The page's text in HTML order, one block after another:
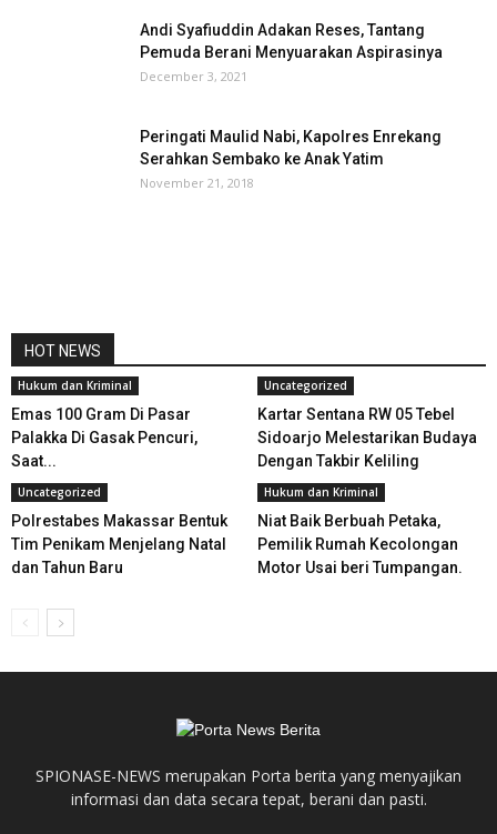
Andi Syafiuddin Adakan Reses, Tantang
Pemuda Berani Menyuarakan Aspirasinya
December 3, 2021
Peringati Maulid Nabi, Kapolres Enrekang
Serahkan Sembako ke Anak Yatim
November 21, 2018
HOT NEWS
Hukum dan Kriminal
Emas 100 Gram Di Pasar
Palakka Di Gasak Pencuri,
Saat...
Uncategorized
Kartar Sentana RW 05 Tebel
Sidoarjo Melestarikan Budaya
Dengan Takbir Keliling
Uncategorized
Polrestabes Makassar Bentuk
Tim Penikam Menjelang Natal
dan Tahun Baru
Hukum dan Kriminal
Niat Baik Berbuah Petaka,
Pemilik Rumah Kecolongan
Motor Usai beri Tumpangan.
SPIONASE-NEWS merupakan Porta berita yang menyajikan
informasi dan data secara tepat, berani dan pasti.